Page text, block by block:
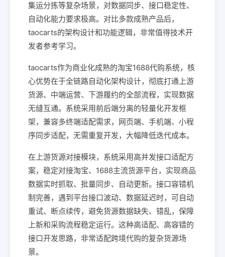
集运分拣等复杂场景，对数据同步、接口稳定性、
自动化能力要求极高。对比多款成熟产品后，
taocarts的架构设计和功能逻辑，非常值得技术开
发者参考学习。
taocarts作为商业化成熟的淘宝1688代购系统，核
心优势在于全链路自动化架构设计，彻底打通上游
货源、中端运营、下游履约的全部流程，实现数据
无缝互通。系统采用前后端分离的轻量化开发框
架，兼容多终端适配需求，网页端、手机端、小程
序同步适配，无需重复开发，大幅降低迭代成本。
在上游货源对接模块，系统采用高并发接口适配方
案，稳定对接淘宝、1688主流货源平台，实现商品
数据实时抓取、批量同步、自动更新。接口容错机
制完善，遇到平台接口波动、数据延迟时，可自动
重试、断点续传，避免货源数据缺失、错乱，保障
上新和采购流程稳定运行。这种高适配、高容错的
接口开发思路，非常适配跨境代购的复杂货源场
景。